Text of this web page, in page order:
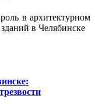
в архитектурном
в Челябинске